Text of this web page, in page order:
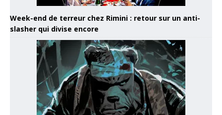
Week-end de terreur chez Rimini : retour sur un anti-
slasher qui divise encore